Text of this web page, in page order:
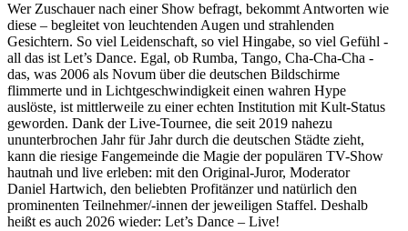
Wer Zuschauer nach einer Show befragt, bekommt Antworten wie
diese – begleitet von leuchtenden Augen und strahlenden
Gesichtern. So viel Leidenschaft, so viel Hingabe, so viel Gefühl -
all das ist Let’s Dance. Egal, ob Rumba, Tango, Cha-Cha-Cha -
das, was 2006 als Novum über die deutschen Bildschirme
flimmerte und in Lichtgeschwindigkeit einen wahren Hype
auslöste, ist mittlerweile zu einer echten Institution mit Kult-Status
geworden. Dank der Live-Tournee, die seit 2019 nahezu
ununterbrochen Jahr für Jahr durch die deutschen Städte zieht,
kann die riesige Fangemeinde die Magie der populären TV-Show
hautnah und live erleben: mit den Original-Juror, Moderator
Daniel Hartwich, den beliebten Profitänzer und natürlich den
prominenten Teilnehmer/-innen der jeweiligen Staffel. Deshalb
heißt es auch 2026 wieder: Let’s Dance – Live!